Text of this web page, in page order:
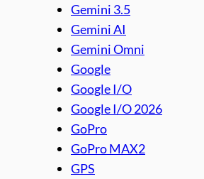
Gemini 3.5
Gemini AI
Gemini Omni
Google
Google I/O
Google I/O 2026
GoPro
GoPro MAX2
GPS